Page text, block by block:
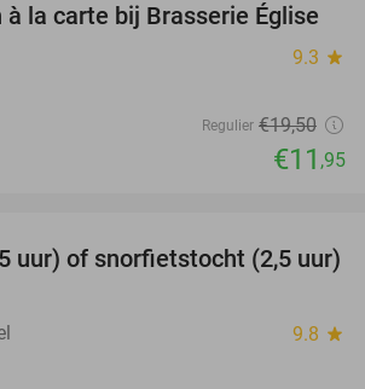
39%
à la carte bij Brasserie Église
9.3 star
Regulier €19,50
€11 ,95
30%
uur) of snorfietstocht (2,5 uur)
9.8 star